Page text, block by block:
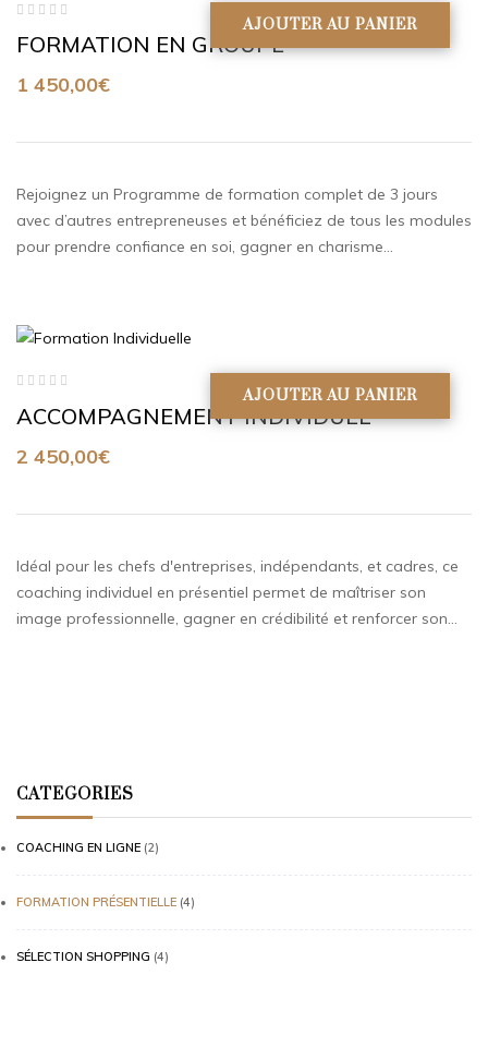
CATEGORIES
COACHING EN LIGNE (2)
FORMATION PRÉSENTIELLE (4)
SÉLECTION SHOPPING (4)
0
FORMATION EN GROUPE
1 450,00€
AJOUTER AU PANIER
Rejoignez un Programme de formation complet de 3 jours
avec d’autres entrepreneuses et bénéficiez de tous les modules
pour prendre confiance en soi, gagner en charisme…
0
ACCOMPAGNEMENT INDIVIDUEL
2 450,00€
AJOUTER AU PANIER
Idéal pour les chefs d'entreprises, indépendants, et cadres, ce
coaching individuel en présentiel permet de maîtriser son
image professionnelle, gagner en crédibilité et renforcer son…